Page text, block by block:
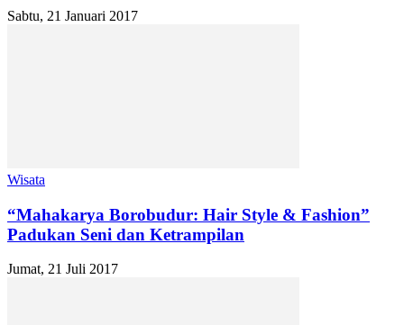
Sabtu, 21 Januari 2017
Wisata
“Mahakarya Borobudur: Hair Style & Fashion”
Padukan Seni dan Ketrampilan
Jumat, 21 Juli 2017